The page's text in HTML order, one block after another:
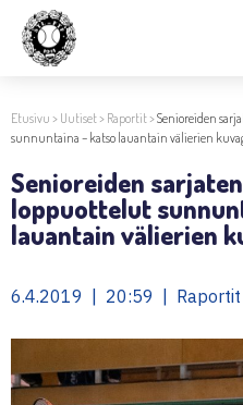
Etusivu > Uutiset> Raportit>Senioreiden
sunnuntaina – katso lauantain välierien
Senioreiden
loppuottelut
lauantain välierien
6.4.2019 | 20:59 | Raportit